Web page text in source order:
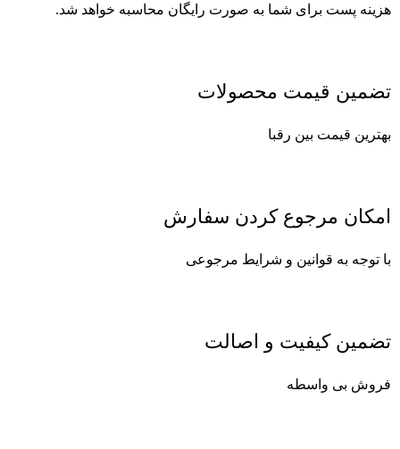
هزینه پست برای شما به صورت رایگان محاسبه خواهد شد.
تضمین قیمت محصولات
بهترین قیمت بین رقبا
امکان مرجوع کردن سفارش
با توجه به قوانین و شرایط مرجوعی
تضمین کیفیت و اصالت
فروش بی واسطه